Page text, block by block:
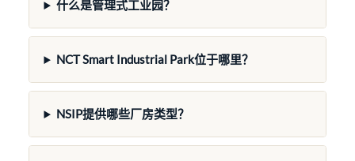
什么是管理式工业园？
NCT Smart Industrial Park位于哪里？
NSIP提供哪些厂房类型？